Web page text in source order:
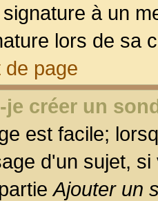
à un
lors de sa
de page
créer un
est facile;
d'un sujet,
Ajouter un